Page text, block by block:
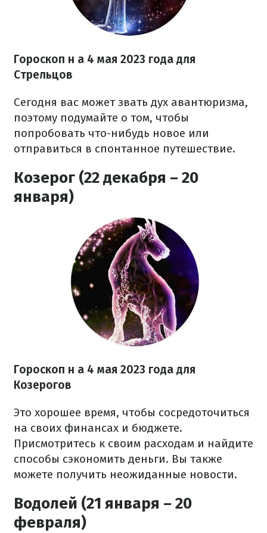
Гороскоп н а 4 мая 2023 года для
Стрельцов
Сегодня вас может звать дух авантюризма,
поэтому подумайте о том, чтобы
попробовать что-нибудь новое или
отправиться в спонтанное путешествие.
Козерог (22 декабря – 20
января)
Гороскоп н а 4 мая 2023 года для
Козерогов
Это хорошее время, чтобы сосредоточиться
на своих финансах и бюджете.
Присмотритесь к своим расходам и найдите
способы сэкономить деньги. Вы также
можете получить неожиданные новости.
Водолей (21 января – 20
февраля)